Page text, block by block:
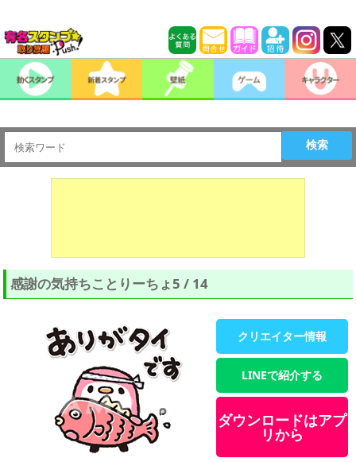
検索
感謝の気持ちことりーちょ5 / 14
クリエイター情報
LINEで紹介する
ダウンロードはアプ
リから